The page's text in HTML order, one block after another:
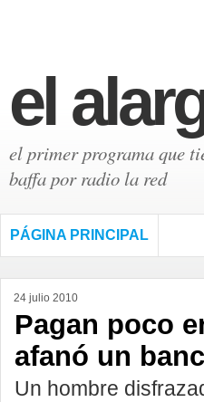
el
el primer programa que
baffa por radio la red
PÁGINA PRINCIPAL
24 julio 2010
Pagan poco
afanó un
Un hombre